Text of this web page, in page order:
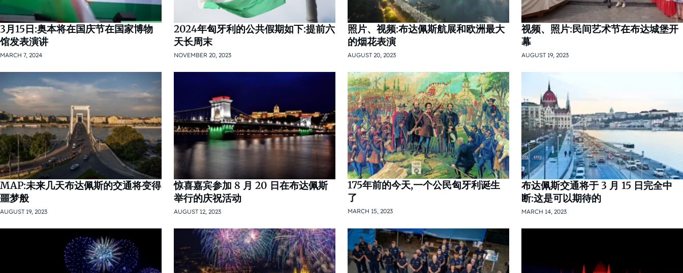
3月15日:奥本将在国庆节在国家博物
馆发表演讲
MARCH 7, 2024
2024年匈牙利的公共假期如下:提前六
天长周末
NOVEMBER 20, 2023
照片、视频:布达佩斯航展和欧洲最大
的烟花表演
AUGUST 20, 2023
视频、照片:民间艺术节在布达城堡开
幕
AUGUST 19, 2023
MAP:未来几天布达佩斯的交通将变得
噩梦般
AUGUST 19, 2023
惊喜嘉宾参加 8 月 20 日在布达佩斯
举行的庆祝活动
AUGUST 12, 2023
175年前的今天,一个公民匈牙利诞生
了
MARCH 15, 2023
布达佩斯交通将于 3 月 15 日完全中
断:这是可以期待的
MARCH 14, 2023